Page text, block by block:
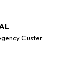
Cluster